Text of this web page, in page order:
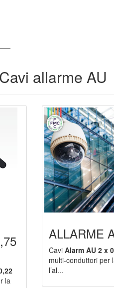
allarme AU
la
ALLARME
Cavi Alarm AU 2 x
multi-conduttori per
l’al...